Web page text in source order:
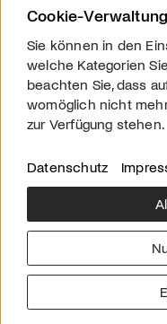
Über uns
Cookie-Verwaltung
Sie können in den
welche Kategorien
beachten Sie, dass
womöglich nicht
zur Verfügung stehen.
Datenschutz